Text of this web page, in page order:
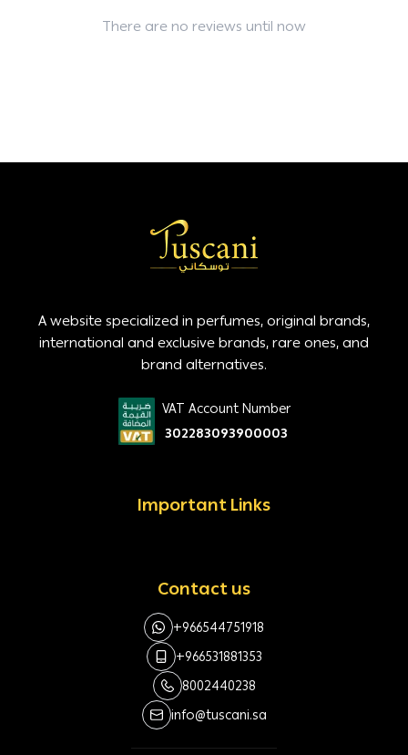
There are no reviews until now
A website specialized in perfumes, original brands,
international and exclusive brands, rare ones, and
brand alternatives.
VAT Account Number
302283093900003
Important Links
Contact us
+966544751918
+966531881353
8002440238
info@tuscani.sa